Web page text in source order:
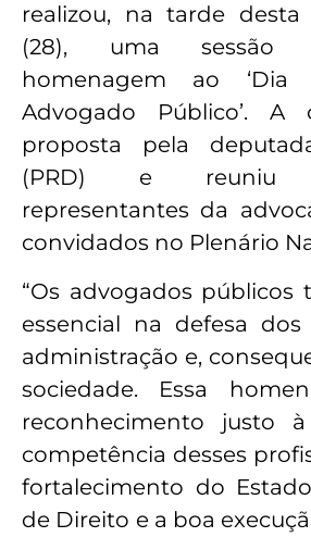
realizou, na tarde desta
(28), uma sessão
homenagem ao ‘Dia
Advogado Público’. A
proposta pela
(PRD) e reuniu
representantes da
convidados no Plenário
“Os advogados públicos
essencial na defesa dos
administração e,
sociedade. Essa
reconhecimento justo
competência desses
fortalecimento do
de Direito e a boa